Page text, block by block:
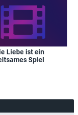
Liebe ist ein
Spiel